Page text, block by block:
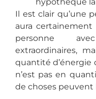
hypothèque
Il est clair qu’une
aura certainement
personne
extraordinaires,
quantité d’énergie
n’est pas en
de choses peuvent